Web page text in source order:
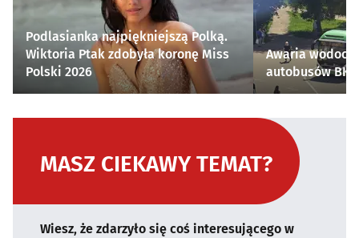
Podlasianka najpiękniejszą Polką.
Wiktoria Ptak zdobyła koronę Miss
Polski 2026
Awaria
autobusów
MASZ CIEKAWY TEMAT?
Wiesz, że zdarzyło się coś interesującego w